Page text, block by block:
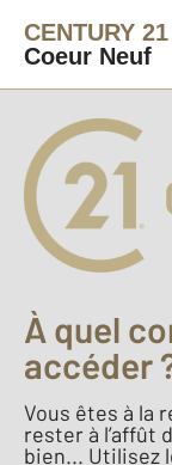
CENTURY 21
Coeur Neuf
À quel
accéder
Vous êtes à la
rester à l’affût
bien... Utilisez